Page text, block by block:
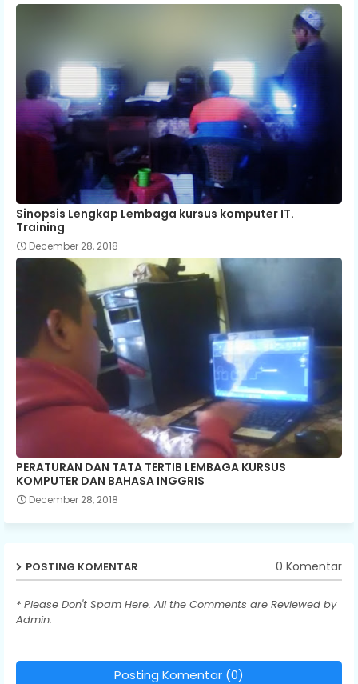
Sinopsis Lengkap Lembaga kursus komputer IT.
Training
December 28, 2018
PERATURAN DAN TATA TERTIB LEMBAGA KURSUS
KOMPUTER DAN BAHASA INGGRIS
December 28, 2018
POSTING KOMENTAR 0 Komentar
* Please Don't Spam Here. All the Comments are Reviewed by
Admin.
Posting Komentar (0)